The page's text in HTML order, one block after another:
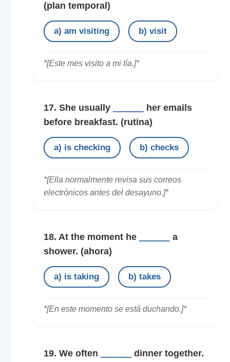
(plan temporal)
a) am visiting b) visit
*[Este mes visito a mi tía.]*
17. She usually
her emails
before breakfast. (rutina)
a) is checking b) checks
*[Ella normalmente revisa sus correos
electrónicos antes del desayuno.]*
18. At the moment he
a
shower. (ahora)
a) is taking b) takes
*[En este momento se está duchando.]*
19. We often
dinner together.